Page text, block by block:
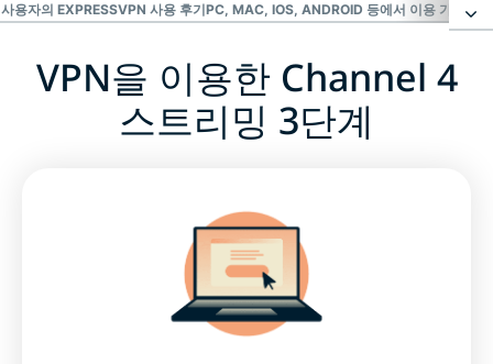
용자의 EXPRESSVPN 사용 후기PC, MAC, IOS, ANDROID 등에서 이용 가능한
VPN을 이용한 Channel 4 스트리밍 3단계
Channel 4 방영 프로그램
자주 묻는 질문:Channel 4 VPN
스트리밍 사용자의 ExpressVPN 사용 후기
PC, Mac, iOS, Android 등에서 이용 가능한
VPN을 이용한 Channel 4
스트리밍 3단계